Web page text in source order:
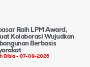
Raih LPM Award,
Kolaborasi Wujudkan
Berbasis
Dibia 07-08-2026